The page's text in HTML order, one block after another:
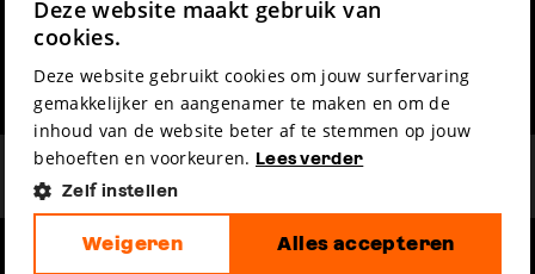
Press & Industry
Film Fest Friends
vrijwilligerswerk bij FFG
Privacy & Disclaimer
Deze website maakt gebruik van
cookies.
Deze website gebruikt cookies om jouw surfervaring
gemakkelijker en aangenamer te maken en om de
inhoud van de website beter af te stemmen op jouw
behoeften en voorkeuren. Lees verder
Zelf instellen
Alles accepteren
Weigeren